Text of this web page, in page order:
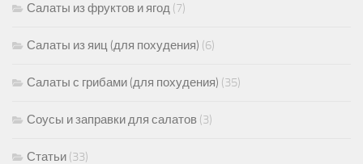
Салаты из фруктов и ягод (7)
Салаты из яиц (для похудения) (6)
Салаты с грибами (для похудения) (35)
Соусы и заправки для салатов (3)
Статьи (33)